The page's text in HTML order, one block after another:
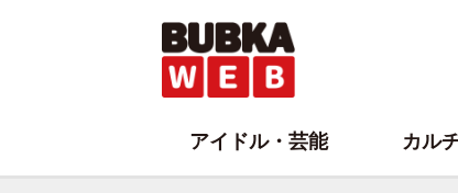
アイドル・芸能 カル